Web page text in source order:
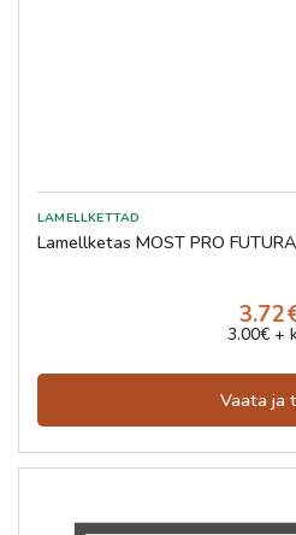
Lamellketas MOST PRO
3.00€ +
Vaata ja